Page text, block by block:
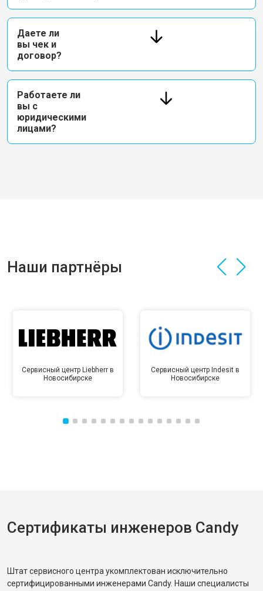
Даете ли
вы чек и
договор?
Работаете ли
вы с
юридическими
лицами?
Наши партнёры
Сервисный центр Liebherr в
Новосибирске
Сервисный центр Indesit в
Новосибирске
Сертификаты инженеров Candy
Штат сервисного центра укомплектован исключительно
сертифицированными инженерами Candy. Наши специалисты